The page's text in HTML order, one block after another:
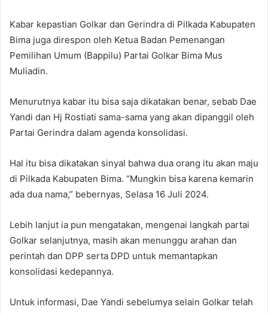
Kabar kepastian Golkar dan Gerindra di Pilkada Kabupaten
Bima juga direspon oleh Ketua Badan Pemenangan
Pemilihan Umum (Bappilu) Partai Golkar Bima Mus
Muliadin.
Menurutnya kabar itu bisa saja dikatakan benar, sebab Dae
Yandi dan Hj Rostiati sama-sama yang akan dipanggil oleh
Partai Gerindra dalam agenda konsolidasi.
Hal itu bisa dikatakan sinyal bahwa dua orang itu akan maju
di Pilkada Kabupaten Bima. “Mungkin bisa karena kemarin
ada dua nama,” bebernyas, Selasa 16 Juli 2024.
Lebih lanjut ia pun mengatakan, mengenai langkah partai
Golkar selanjutnya, masih akan menunggu arahan dan
perintah dan DPP serta DPD untuk memantapkan
konsolidasi kedepannya.
Untuk informasi, Dae Yandi sebelumya selain Golkar telah